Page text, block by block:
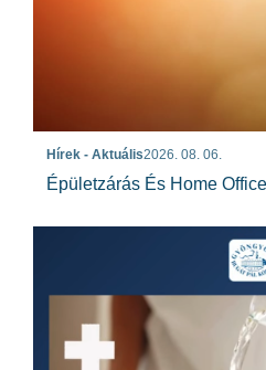
Hírek - Aktuális2026. 08. 06.
Épületzárás És Home